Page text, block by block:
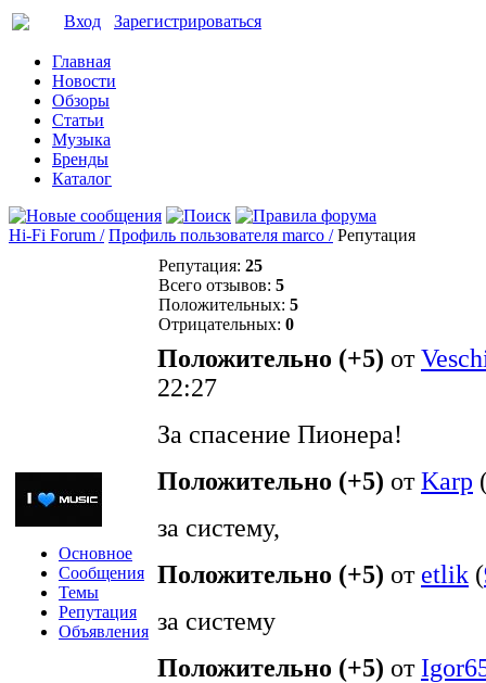
Вход Зарегистрироваться
Главная
Новости
Обзоры
Статьи
Музыка
Бренды
Каталог
Hi-Fi Forum / Профиль пользователя marco / Репутация
Основное
Сообщения
Темы
Репутация
Объявления
Репутация: 25
Всего отзывов: 5
Положительных: 5
Отрицательных: 0
Положительно (+5) от
22:27
За спасение Пионера!
Положительно (+5) отKarp
за систему,
Положительно (+5) от etlik (
за систему
Положительно (+5) от